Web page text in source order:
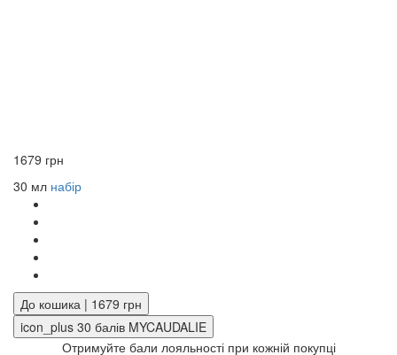
1679 грн
30 мл набір
До кошика | 1679 грн
icon_plus 30 балів MYCAUDALIE
Отримуйте бали лояльності при кожній покупці